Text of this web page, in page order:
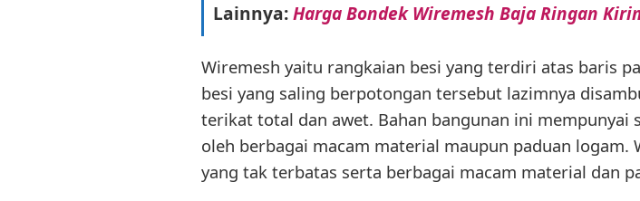
Lainnya:Harga Bondek Wiremesh Baja Ringan
Wiremesh yaitu rangkaian besi yang terdiri atas baris
besi yang saling berpotongan tersebut lazimnya
terikat total dan awet. Bahan bangunan ini
oleh berbagai macam material maupun paduan
yang tak terbatas serta berbagai macam material dan